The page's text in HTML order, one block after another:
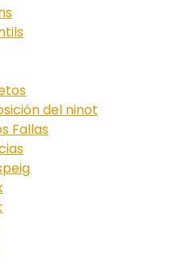
del ninot
Fallas